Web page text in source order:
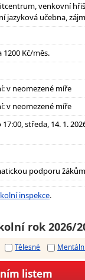
venkovní
jazyková učebna,
Kč/měs.
v neomezené míře
v neomezené míře
středa, 14. 1.
podporu
inspekce.
rok 2026/
Tělesné
listem